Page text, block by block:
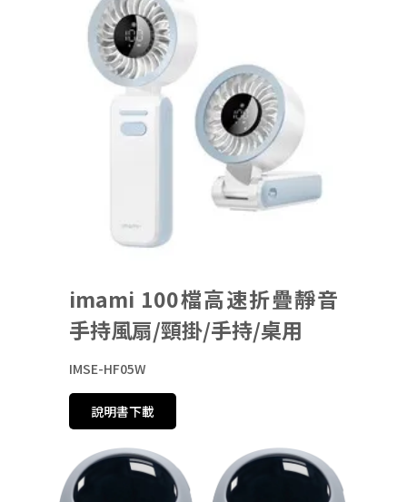
imami 100檔高速折疊靜音
手持風扇/頸掛/手持/桌用
IMSE-HF05W
說明書下載